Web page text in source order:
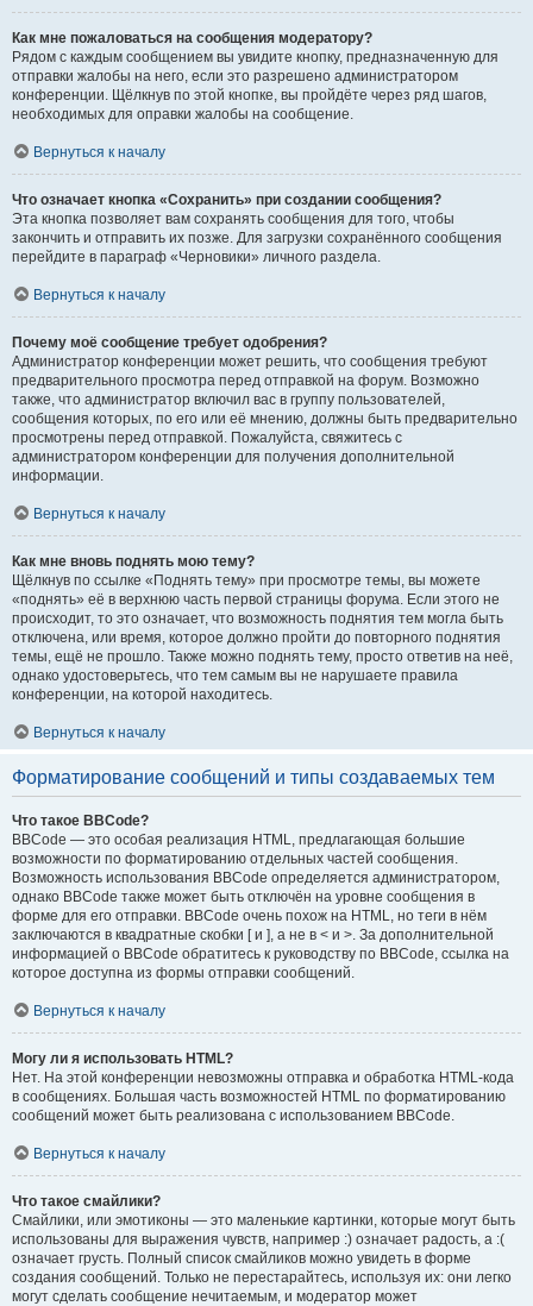
Как мне пожаловаться на сообщения модератору?
Рядом с каждым сообщением вы увидите кнопку, предназначенную для
отправки жалобы на него, если это разрешено администратором
конференции. Щёлкнув по этой кнопке, вы пройдёте через ряд шагов,
необходимых для оправки жалобы на сообщение.
Вернуться к началу
Что означает кнопка «Сохранить» при создании сообщения?
Эта кнопка позволяет вам сохранять сообщения для того, чтобы
закончить и отправить их позже. Для загрузки сохранённого сообщения
перейдите в параграф «Черновики» личного раздела.
Вернуться к началу
Почему моё сообщение требует одобрения?
Администратор конференции может решить, что сообщения требуют
предварительного просмотра перед отправкой на форум. Возможно
также, что администратор включил вас в группу пользователей,
сообщения которых, по его или её мнению, должны быть предварительно
просмотрены перед отправкой. Пожалуйста, свяжитесь с
администратором конференции для получения дополнительной
информации.
Вернуться к началу
Как мне вновь поднять мою тему?
Щёлкнув по ссылке «Поднять тему» при просмотре темы, вы можете
«поднять» её в верхнюю часть первой страницы форума. Если этого не
происходит, то это означает, что возможность поднятия тем могла быть
отключена, или время, которое должно пройти до повторного поднятия
темы, ещё не прошло. Также можно поднять тему, просто ответив на неё,
однако удостоверьтесь, что тем самым вы не нарушаете правила
конференции, на которой находитесь.
Вернуться к началу
Форматирование сообщений и типы создаваемых тем
Что такое BBCode?
BBCode — это особая реализация HTML, предлагающая большие
возможности по форматированию отдельных частей сообщения.
Возможность использования BBCode определяется администратором,
однако BBCode также может быть отключён на уровне сообщения в
форме для его отправки. BBCode очень похож на HTML, но теги в нём
заключаются в квадратные скобки [ и ], а не в < и >. За дополнительной
информацией о BBCode обратитесь к руководству по BBCode, ссылка на
которое доступна из формы отправки сообщений.
Вернуться к началу
Могу ли я использовать HTML?
Нет. На этой конференции невозможны отправка и обработка HTML-кода
в сообщениях. Большая часть возможностей HTML по форматированию
сообщений может быть реализована с использованием BBCode.
Вернуться к началу
Что такое смайлики?
Смайлики, или эмотиконы — это маленькие картинки, которые могут быть
использованы для выражения чувств, например :) означает радость, а :(
означает грусть. Полный список смайликов можно увидеть в форме
создания сообщений. Только не перестарайтесь, используя их: они легко
могут сделать сообщение нечитаемым, и модератор может